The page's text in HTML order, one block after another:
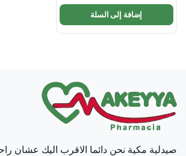
إضافة إلى السلة
صيدلية مكية نحن دائما الاقرب اليك عشان